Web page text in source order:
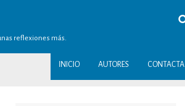
reflexiones más.
INICIO AUTORES CONTACTA